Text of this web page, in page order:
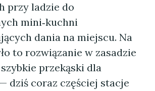
przy ladzie do
mini‑kuchni
dania na miejscu. Na
to rozwiązanie w zasadzie
przekąski dla
dziś coraz częściej stacje